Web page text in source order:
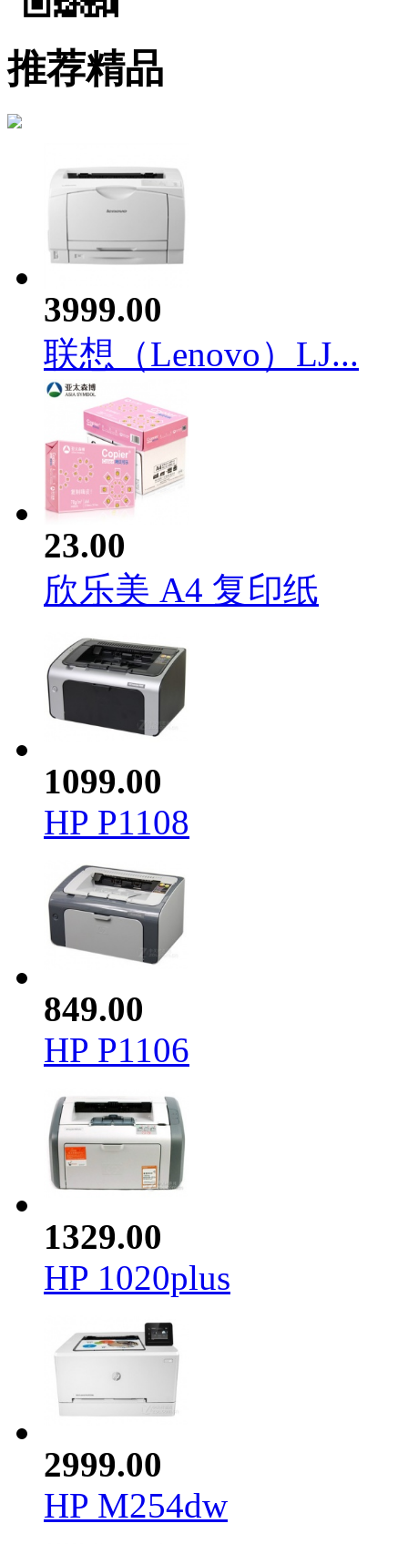
推荐精品
3999.00
联想（Lenovo）LJ...
23.00
欣乐美 A4 复印纸
1099.00
HP P1108
849.00
HP P1106
1329.00
HP 1020plus
2999.00
HP M254dw